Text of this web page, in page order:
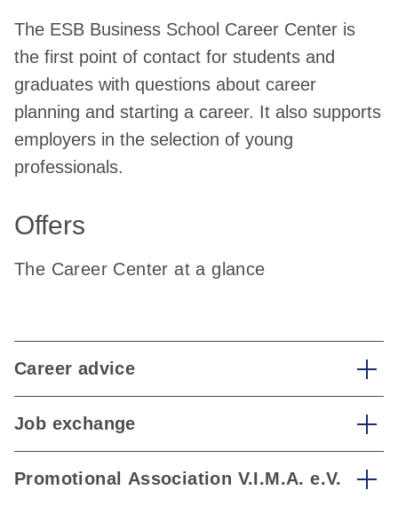
The ESB Business School Career Center is
the first point of contact for students and
graduates with questions about career
planning and starting a career. It also supports
employers in the selection of young
professionals.
Offers
The Career Center at a glance
Career advice
Job exchange
Promotional Association V.I.M.A. e.V.